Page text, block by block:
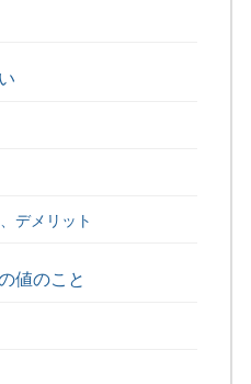
デメリット
値のこと